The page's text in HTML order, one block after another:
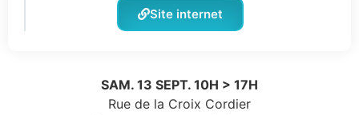
Site internet
SAM. 13 SEPT. 10H > 17H
Rue de la Croix Cordier